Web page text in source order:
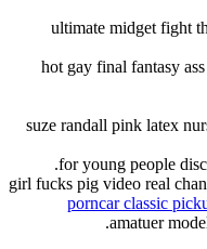
ultimate midget fight
hot gay final fantasy
suze randall pink latex
for young people
girl fucks pig video real
porncar classic
amatuer